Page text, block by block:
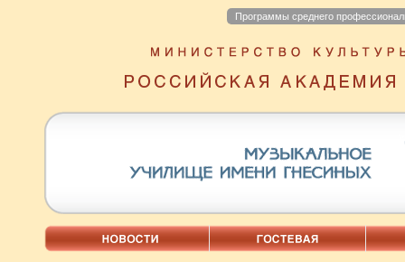
Программы среднего